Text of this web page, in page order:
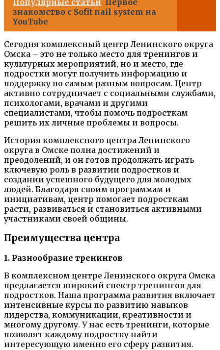
знакомство с Sofit nail system на
YouTube
Сегодня комплексный центр Ленинского округа
Омска – это не только место для тренингов и
культурных мероприятий, но и место, где
подростки могут получить информацию и
поддержку по самым разным вопросам. Центр
активно сотрудничает с социальными службами,
психологами, врачами и другими
специалистами, чтобы помочь подросткам
решить их личные проблемы и вопросы.
История комплексного центра Ленинского
округа в Омске полна достижений и
преодолений, и он готов продолжать играть
ключевую роль в развитии подростков и
создании успешного будущего для молодых
людей. Благодаря своим программам и
инициативам, центр помогает подросткам
расти, развиваться и становиться активными
участниками своей общины.
Преимущества центра
1. Разнообразие тренингов
В комплексном центре Ленинского округа Омска
предлагается широкий спектр тренингов для
подростков. Наша программа развития включает
интенсивные курсы по развитию навыков
лидерства, коммуникации, креативности и
многому другому. У нас есть тренинги, которые
позволят каждому подростку найти
интересующую именно его сферу развития.